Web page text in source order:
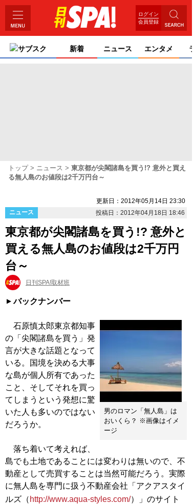
ログイン
会員登録
サブスク 新着 ニュース エンタメ
トップ ニュース
東京都が尖閣諸島を買う!? 意外と買え
る無人島のお値段は2千万円台～
更新日：2012年05月14日 23:30
ニュース
投稿日：2012年04月18日 18:46
東京都が尖閣諸島を買う!? 意外と
買える無人島のお値段は2千万円
台～
日刊SPA!取材班
バックナンバー
男のロマン「無人島」は
おいくら？ ※画像はイメ
ージ
石原慎太郎東京都知事
の「尖閣諸島を買う」発
言が大きな話題となって
いる。国境を決める大事
な島が個人所有であった
こと、そしてそれを買っ
てしまうという発想に驚
いた人も多いのではない
だろうか。
落ち着いて考えれば、
島でも土地であることには変わりは無いので、不
動産として売買することは当然可能だろう。実際
に無人島を専門に扱う不動産会社「アクアスタイ
ルズ（ http://www.aqua-styles.com/）」のサイト